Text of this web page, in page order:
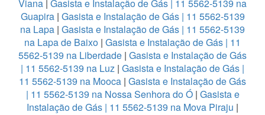
Viana | Gasista e Instalação de Gás | 11 5562-5139 na
Guapira| Gasista e Instalação de Gás | 11 5562-5139
na Lapa | Gasista e Instalação de Gás | 11 5562-5139
na Lapa de Baixo | Gasista e Instalação de Gás | 11
5562-5139 na Liberdade | Gasista e Instalação de Gás
| 11 5562-5139 na Luz | Gasista e Instalação de Gás |
11 5562-5139 na Mooca | Gasista e Instalação de Gás
| 11 5562-5139 na Nossa Senhora do Ó| Gasista e
Instalação de Gás | 11 5562-5139 na Mova Piraju |